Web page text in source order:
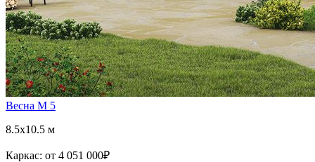
Весна М 5
8.5x10.5 м
Каркас: от 4 051 000₽